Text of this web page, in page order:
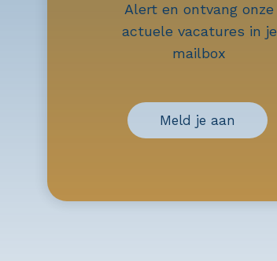
Alert en ontvang onze
actuele vacatures in je
mailbox
Meld je aan